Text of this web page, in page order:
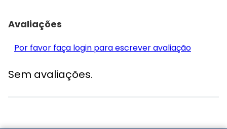
Avaliações
Por favor faça login para escrever avaliação
Sem avaliações.